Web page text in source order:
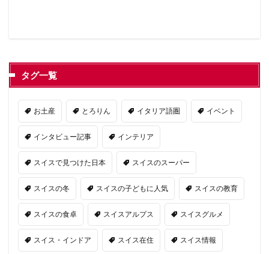
タグ一覧
お土産 とろりん イタリア語圏 イベント
インタビュー記事 インテリア
スイスで見つけた日本 スイスのスーパー
スイスの冬 スイスの子どもに人気 スイスの教育
スイスの食卓 スイスアルプス スイスグルメ
スイス・インドア スイス在住 スイス情報